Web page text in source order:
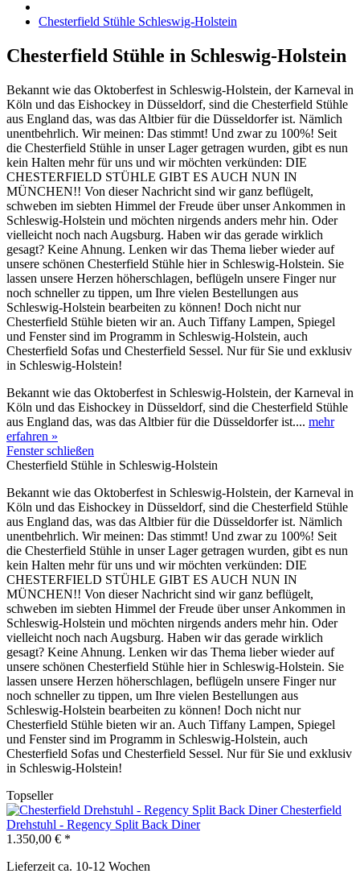
Chesterfield Stühle Schleswig-Holstein
Chesterfield Stühle in Schleswig-Holstein
Bekannt wie das Oktoberfest in Schleswig-Holstein, der Karneval in
Köln und das Eishockey in Düsseldorf, sind die Chesterfield Stühle
aus England das, was das Altbier für die Düsseldorfer ist. Nämlich
unentbehrlich. Wir meinen: Das stimmt! Und zwar zu 100%! Seit
die Chesterfield Stühle in unser Lager getragen wurden, gibt es nun
kein Halten mehr für uns und wir möchten verkünden: DIE
CHESTERFIELD STÜHLE GIBT ES AUCH NUN IN
MÜNCHEN!! Von dieser Nachricht sind wir ganz beflügelt,
schweben im siebten Himmel der Freude über unser Ankommen in
Schleswig-Holstein und möchten nirgends anders mehr hin. Oder
vielleicht noch nach Augsburg. Haben wir das gerade wirklich
gesagt? Keine Ahnung. Lenken wir das Thema lieber wieder auf
unsere schönen Chesterfield Stühle hier in Schleswig-Holstein. Sie
lassen unsere Herzen höherschlagen, beflügeln unsere Finger nur
noch schneller zu tippen, um Ihre vielen Bestellungen aus
Schleswig-Holstein bearbeiten zu können! Doch nicht nur
Chesterfield Stühle bieten wir an. Auch Tiffany Lampen, Spiegel
und Fenster sind im Programm in Schleswig-Holstein, auch
Chesterfield Sofas und Chesterfield Sessel. Nur für Sie und exklusiv
in Schleswig-Holstein!
Bekannt wie das Oktoberfest in Schleswig-Holstein, der Karneval in
Köln und das Eishockey in Düsseldorf, sind die Chesterfield Stühle
aus England das, was das Altbier für die Düsseldorfer ist.... mehr
erfahren »
Fenster schließen
Chesterfield Stühle in Schleswig-Holstein
Bekannt wie das Oktoberfest in Schleswig-Holstein, der Karneval in
Köln und das Eishockey in Düsseldorf, sind die Chesterfield Stühle
aus England das, was das Altbier für die Düsseldorfer ist. Nämlich
unentbehrlich. Wir meinen: Das stimmt! Und zwar zu 100%! Seit
die Chesterfield Stühle in unser Lager getragen wurden, gibt es nun
kein Halten mehr für uns und wir möchten verkünden: DIE
CHESTERFIELD STÜHLE GIBT ES AUCH NUN IN
MÜNCHEN!! Von dieser Nachricht sind wir ganz beflügelt,
schweben im siebten Himmel der Freude über unser Ankommen in
Schleswig-Holstein und möchten nirgends anders mehr hin. Oder
vielleicht noch nach Augsburg. Haben wir das gerade wirklich
gesagt? Keine Ahnung. Lenken wir das Thema lieber wieder auf
unsere schönen Chesterfield Stühle hier in Schleswig-Holstein. Sie
lassen unsere Herzen höherschlagen, beflügeln unsere Finger nur
noch schneller zu tippen, um Ihre vielen Bestellungen aus
Schleswig-Holstein bearbeiten zu können! Doch nicht nur
Chesterfield Stühle bieten wir an. Auch Tiffany Lampen, Spiegel
und Fenster sind im Programm in Schleswig-Holstein, auch
Chesterfield Sofas und Chesterfield Sessel. Nur für Sie und exklusiv
in Schleswig-Holstein!
Topseller
Chesterfield
Drehstuhl - Regency Split Back Diner
1.350,00 € *
Lieferzeit ca. 10-12 Wochen